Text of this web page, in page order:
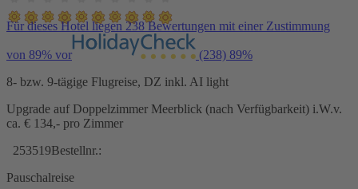
Für dieses Hotel liegen 238 Bewertungen mit einer Zustimmung
von 89% vor (238) 89%
8- bzw. 9-tägige Flugreise, DZ inkl. AI light
Upgrade auf Doppelzimmer Meerblick (nach Verfügbarkeit) i.W.v.
ca. € 134,- pro Zimmer
253519Bestellnr.:
Pauschalreise